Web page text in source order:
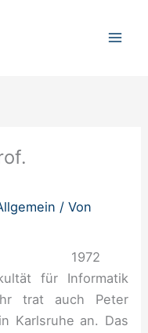
/ Von
1972
für Informatik
trat auch Peter
Karlsruhe an. Das